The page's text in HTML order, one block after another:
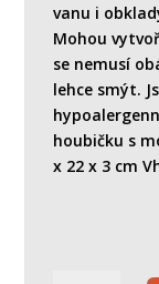
vanu i
Mohou
se nemusí
lehce smýt.
houbičku s
x 22 x 3 cm